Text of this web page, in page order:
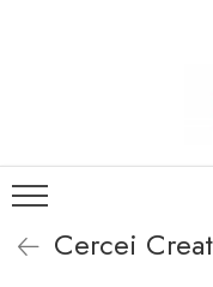
Cercei